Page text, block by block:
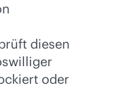
diesen
oder